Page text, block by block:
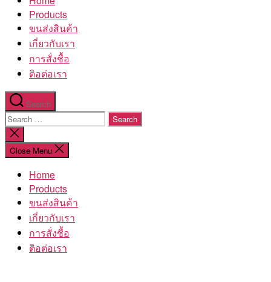
Products
ขนส่งสินค้า
เกี่ยวกับเรา
การสั่งชื้อ
ติอต่อเรา
Search
Search
for:
Close
search
Close Menu
Home
Products
ขนส่งสินค้า
เกี่ยวกับเรา
การสั่งชื้อ
ติอต่อเรา